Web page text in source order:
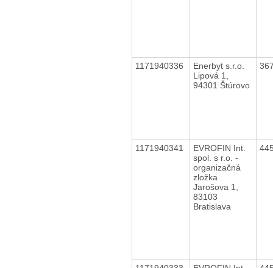
1171940336
Enerbyt s.r.o.
Lipová 1,
94301 Štúrovo
1171940341
EVROFIN Int.
spol. s r.o. -
organizačná
zložka
Jarošova 1,
83103
Bratislava